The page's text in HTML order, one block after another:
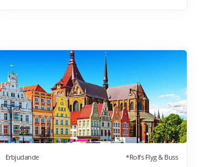
Erbjudande *Rolfs Flyg & Buss